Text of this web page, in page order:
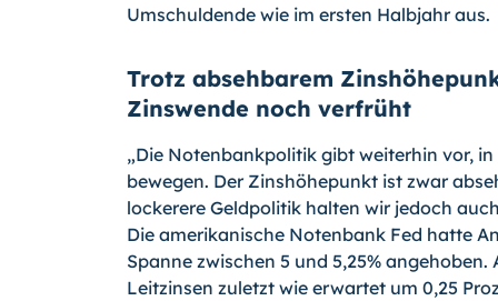
Umschuldende wie im ersten Halbjahr aus.
Trotz absehbarem
Zinswende noch verfrüht
„Die Notenbankpolitik gibt weiterhin vor,
bewegen. Der Zinshöhepunkt ist zwar
lockerere Geldpolitik halten wir jedoch
Die amerikanische Notenbank Fed hatte
Spanne zwischen 5 und 5,25%
Leitzinsen zuletzt wie erwartet um 0,25